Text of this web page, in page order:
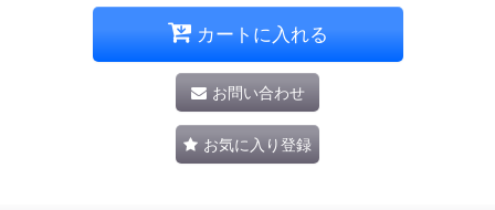
カートに入れる
お問い合わせ
お気に入り登録